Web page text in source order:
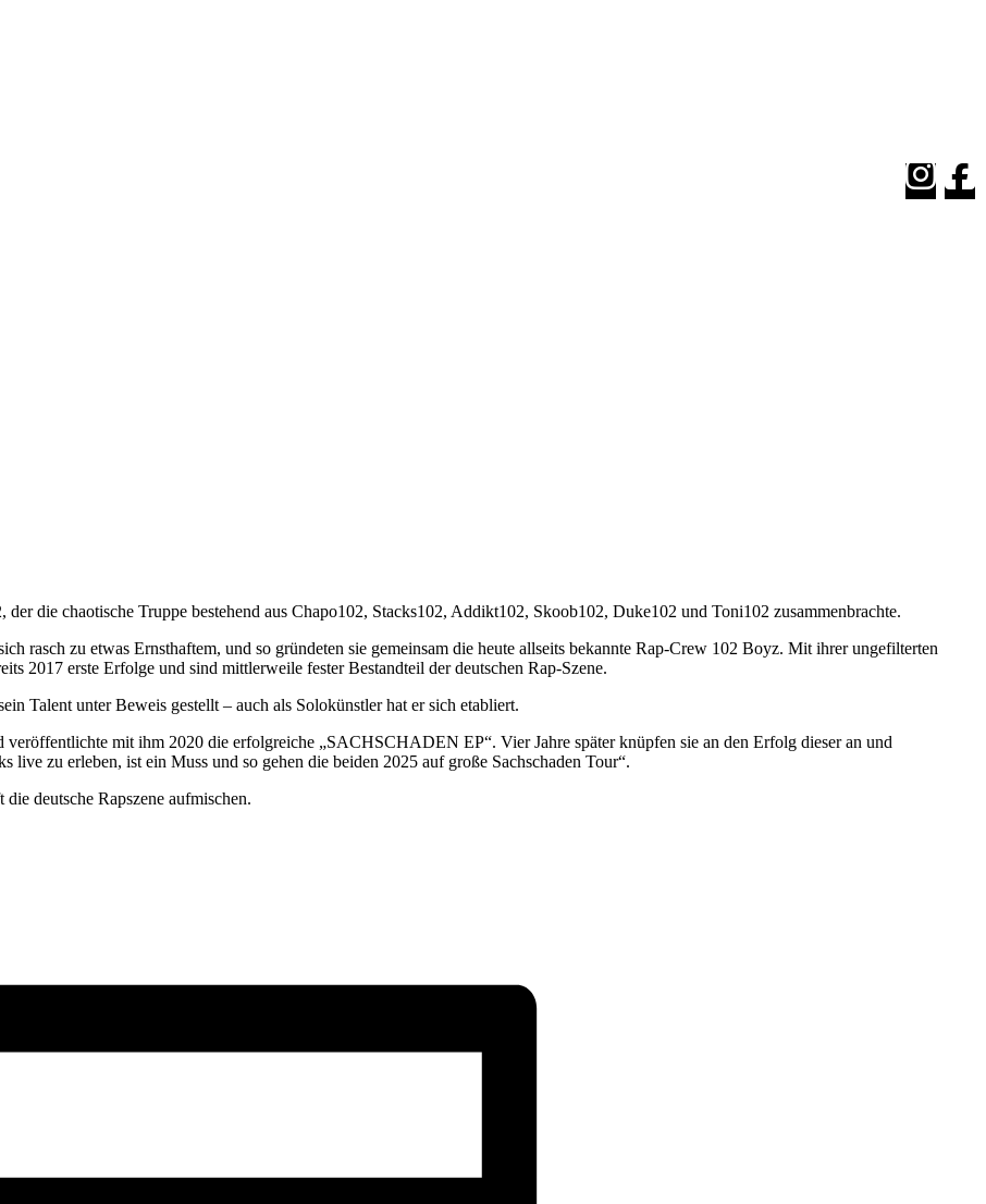
die chaotische Truppe bestehend aus Chapo102, Stacks102, Addikt102, Skoob102, Duke102 und Toni102 zusammenbrachte.
rasch zu etwas Ernsthaftem, und so gründeten sie gemeinsam die heute allseits bekannte Rap-Crew 102 Boyz. Mit ihrer ungefilterten
2017 erste Erfolge und sind mittlerweile fester Bestandteil der deutschen Rap-Szene.
Talent unter Beweis gestellt – auch als Solokünstler hat er sich etabliert.
mit ihm 2020 die erfolgreiche „SACHSCHADEN EP“. Vier Jahre später knüpfen sie an den Erfolg dieser an und
zu erleben, ist ein Muss und so gehen die beiden 2025 auf große Sachschaden Tour“.
deutsche Rapszene aufmischen.